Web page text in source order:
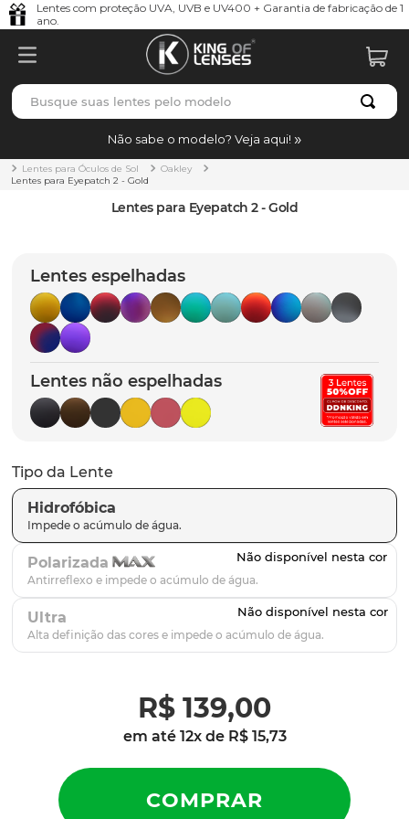
Lentes com proteção UVA, UVB e UV400 + Garantia de fabricação de 1
ano.
Busque suas lentes pelo modelo
Não sabe o modelo? Veja aqui!
Lentes para Óculos de Sol
Oakley
Lentes para Eyepatch 2 - Gold
Lentes para Eyepatch 2 - Gold
Lentes espelhadas
Lentes não espelhadas
Tipo da Lente
Hidrofóbica
Polarizada
Ultra
R$ 139,00
em até 12x de R$ 15,73
TERMOS MAIS BUSCADOS
1º borrachas
holbrook
5º chaves
6º t-shock
7º latch
8º gasket
9º parafusos